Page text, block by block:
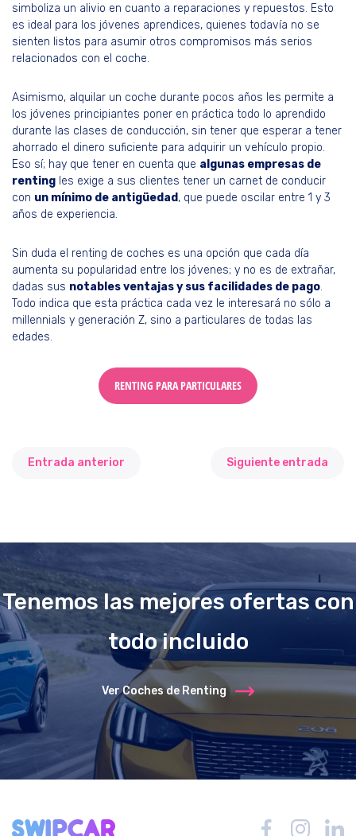
simboliza un alivio en cuanto a reparaciones y repuestos. Esto
es ideal para los jóvenes aprendices, quienes todavía no se
sienten listos para asumir otros compromisos más serios
relacionados con el coche.
Asimismo, alquilar un coche durante pocos años les permite a
los jóvenes principiantes poner en práctica todo lo aprendido
durante las clases de conducción, sin tener que esperar a tener
ahorrado el dinero suficiente para adquirir un vehículo propio.
Eso sí; hay que tener en cuenta que algunas empresas de
renting les exige a sus clientes tener un carnet de conducir
con un mínimo de antigüedad, que puede oscilar entre 1 y 3
años de experiencia.
Sin duda el renting de coches es una opción que cada día
aumenta su popularidad entre los jóvenes; y no es de extrañar,
dadas sus notables ventajas y sus facilidades de pago.
Todo indica que esta práctica cada vez le interesará no sólo a
millennials y generación Z, sino a particulares de todas las
edades.
RENTING PARA PARTICULARES
Entrada anterior Siguiente entrada
Tenemos las mejores ofertas con
todo incluido
Ver Coches de Renting